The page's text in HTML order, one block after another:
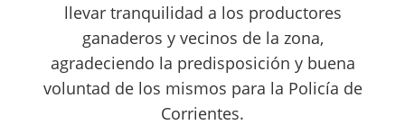
llevar tranquilidad a los productores
ganaderos y vecinos de la zona,
agradeciendo la predisposición y buena
voluntad de los mismos para la Policía de
Corrientes.